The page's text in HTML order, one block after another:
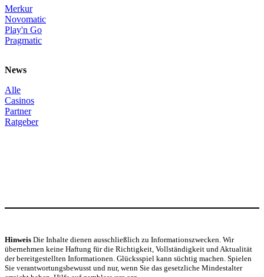
Merkur
Novomatic
Play'n Go
Pragmatic
News
Alle
Casinos
Partner
Ratgeber
Hinweis Die Inhalte dienen ausschließlich zu Informationszwecken. Wir
übernehmen keine Haftung für die Richtigkeit, Vollständigkeit und Aktualität
der bereitgestellten Informationen. Glücksspiel kann süchtig machen. Spielen
Sie verantwortungsbewusst und nur, wenn Sie das gesetzliche Mindestalter